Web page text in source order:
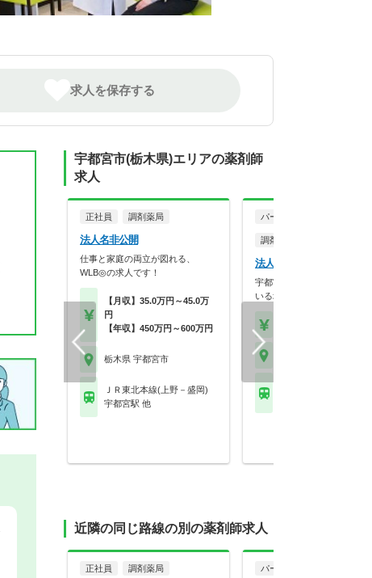
求人を保存する
宇都宮市(栃木県)エリアの薬剤師
求人
正社員 調剤薬局
法人名非公開
仕事と家庭の両立が図れる、
WLB◎の求人です！
【月収】35.0万円～45.0万
円
【年収】450万円～600万円
栃木県 宇都宮市
ＪＲ東北本線(上野－盛岡)
宇都宮駅 他
パート・アルバイト
調剤薬局
法人名非公開
宇都宮市を中心に9店舗展開
いる地域密着型の調剤…
近隣の同じ路線の別の薬剤師求人
正社員 調剤薬局 パート・アルバイト